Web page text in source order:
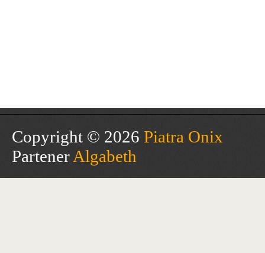
Copyright © 2026 Piatra Onix
Partener Algabeth